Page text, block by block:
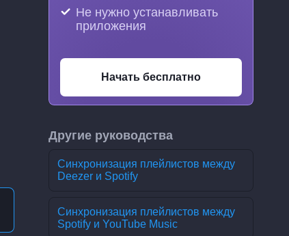
Не нужно устанавливать
приложения
Начать бесплатно
Другие руководства
Синхронизация плейлистов между
Deezer и Spotify
Синхронизация плейлистов между
Spotify и YouTube Music